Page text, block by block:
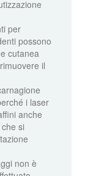
per
possono
cutanea
il
i laser
anche
si
non è